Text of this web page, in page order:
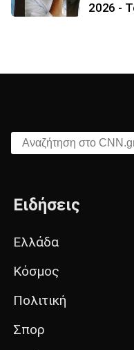
2026 -
Αναζήτηση στο CNN.gr
Ειδήσεις
Ελλάδα
Κόσμος
Πολιτική
Σπορ